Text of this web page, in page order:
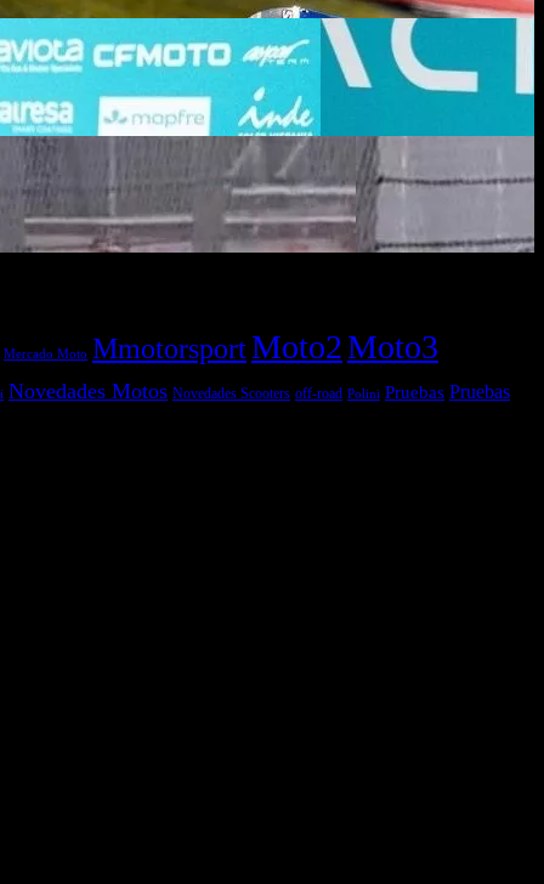
Mercado Moto MmotorsportMoto2Moto3
Novedades Motos Novedades Scooters off-road Polini Pruebas Pruebas